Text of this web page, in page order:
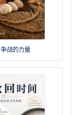
争战的力量